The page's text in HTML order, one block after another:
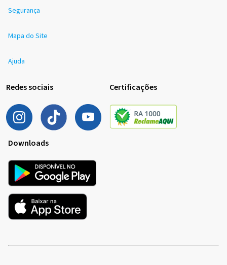
Segurança
Mapa do Site
Ajuda
Redes sociais Certificações
Downloads